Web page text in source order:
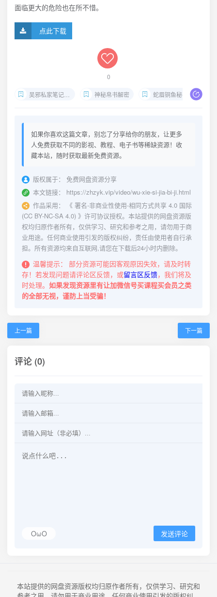
面临更大的危险也在所不惜。
点此下载
0
吴邪私家笔记2025 神秘帛书解密 蛇眉铜鱼秘密
如果你喜欢这篇文章，别忘了分享给你的朋友，让更多
人免费获取不同的影视、教程、电子书等稀缺资源！收
藏本站，随时获取最新免费资源。
版权属于：
免费网盘资源分享
本文链接：
https://zhzyk.vip/video/wu-xie-si-jia-bi-ji.html
作品采用：
《 署名-非商业性使用-相同方式共享 4.0 国际
(CC BY-NC-SA 4.0) 》许可协议授权。本站提供的网盘资源版
权均归原作者所有，仅供学习、研究和参考之用，请勿用于商
业用途。任何商业使用引发的版权纠纷，责任由使用者自行承
担。所有资源均来自互联网,请您在下载后24小时内删除。
温馨提示：
部分资源可能因客观原因失效，请及时转
存！若发现问题请评论区反馈，或留言区反馈，我们将及
时处理。 如果发现资源里有让加微信号买课程买会员之类
的全部无视，谨防上当受骗！
上一篇 下一篇
评论 (0)
OωO 发送评论
本站提供的网盘资源版权均归原作者所有，仅供学习、研究和